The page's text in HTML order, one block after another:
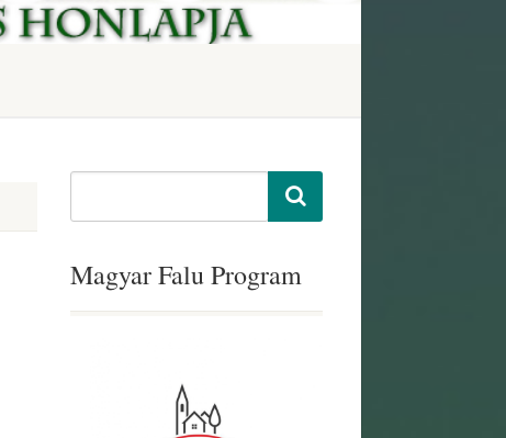
Magyar Falu Program